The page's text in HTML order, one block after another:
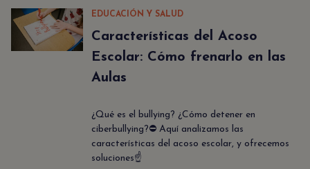
EDUCACIÓN Y SALUD
Características del Acoso
Escolar: Cómo frenarlo en las
Aulas
¿Qué es el bullying? ¿Cómo detener en
ciberbullying?⛔ Aquí analizamos las
características del acoso escolar, y ofrecemos
soluciones☝